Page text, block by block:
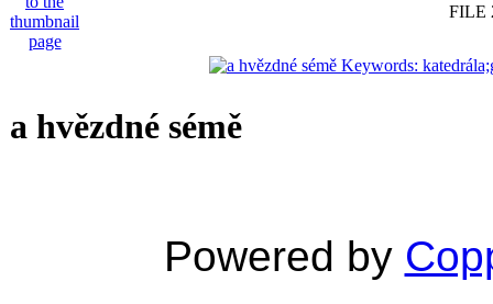
FILE
a hvězdné sémě
Powered by